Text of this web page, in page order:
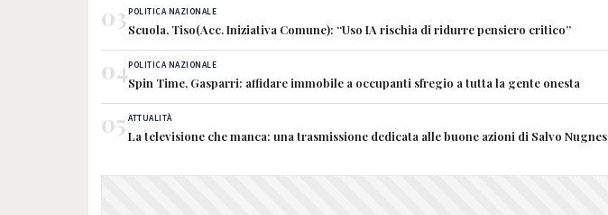
03POLITICA NAZIONALE
Scuola, Tiso(Acc. Iniziativa Comune): “Uso IA rischia di ridurre pensiero critico”
04POLITICA NAZIONALE
Spin Time, Gasparri: affidare immobile a occupanti sfregio a tutta la gente onesta
05 ATTUALITÀ
La televisione che manca: una trasmissione dedicata alle buone azioni di Salvo Nugnes